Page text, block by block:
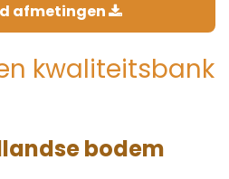
afmetingen
kwaliteitsbank
bodem